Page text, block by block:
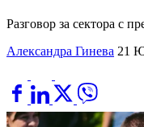
Разговор за сектора с
Александра Гинева 21